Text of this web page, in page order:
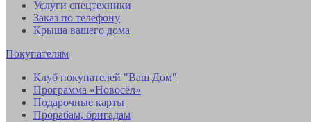
Услуги спецтехники
Заказ по телефону
Крыша вашего дома
Покупателям
Клуб покупателей "Ваш Дом"
Программа «Новосёл»
Подарочные карты
Прорабам, бригадам